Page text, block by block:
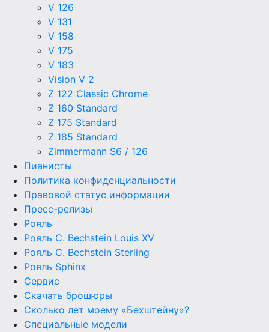
V 126
V 131
V 158
V 175
V 183
Vision V 2
Z 122 Classic Chrome
Z 160 Standard
Z 175 Standard
Z 185 Standard
Zimmermann S6 / 126
Пианисты
Политика конфиденциальности
Правовой статус информации
Пресс-релизы
Рояль
Рояль C. Bechstein Louis XV
Рояль C. Bechstein Sterling
Рояль Sphinx
Сервис
Скачать брошюры
Сколько лет моему «Бехштейну»?
Специальные модели